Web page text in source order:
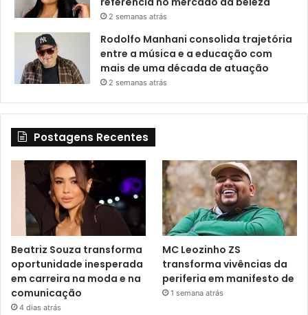
2 semanas atrás
Rodolfo Manhani consolida trajetória
entre a música e a educação com
mais de uma década de atuação
2 semanas atrás
Postagens Recentes
Beatriz Souza transforma
oportunidade inesperada
em carreira na moda e na
comunicação
4 dias atrás
MC Leozinho ZS
transforma vivências da
periferia em manifesto de
1 semana atrás